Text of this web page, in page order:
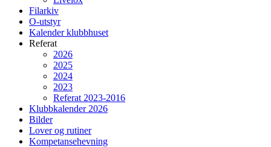
Filarkiv
O-utstyr
Kalender klubbhuset
Referat
2026
2025
2024
2023
Referat 2023-2016
Klubbkalender 2026
Bilder
Lover og rutiner
Kompetansehevning